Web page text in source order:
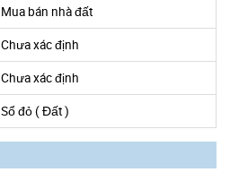
Mua bán nhà đất
Chưa xác định
Chưa xác định
Sổ đỏ ( Đất )